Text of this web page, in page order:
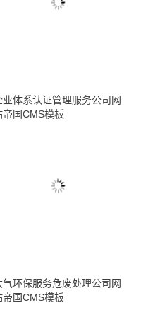
业体系认证管理服务公司网
帝国CMS模板
气环保服务危废处理公司网
帝国CMS模板